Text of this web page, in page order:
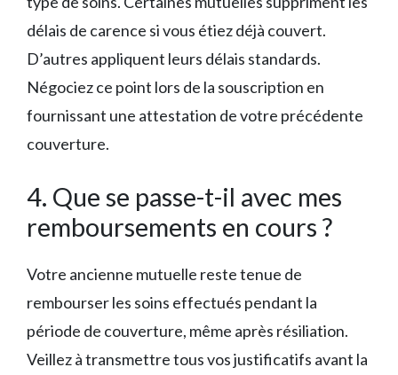
délais de carence si vous étiez déjà couvert.
D’autres appliquent leurs délais standards.
Négociez ce point lors de la souscription en
fournissant une attestation de votre précédente
couverture.
4. Que se passe-t-il avec mes
remboursements en cours ?
Votre ancienne mutuelle reste tenue de
rembourser les soins effectués pendant la
période de couverture, même après résiliation.
Veillez à transmettre tous vos justificatifs avant la